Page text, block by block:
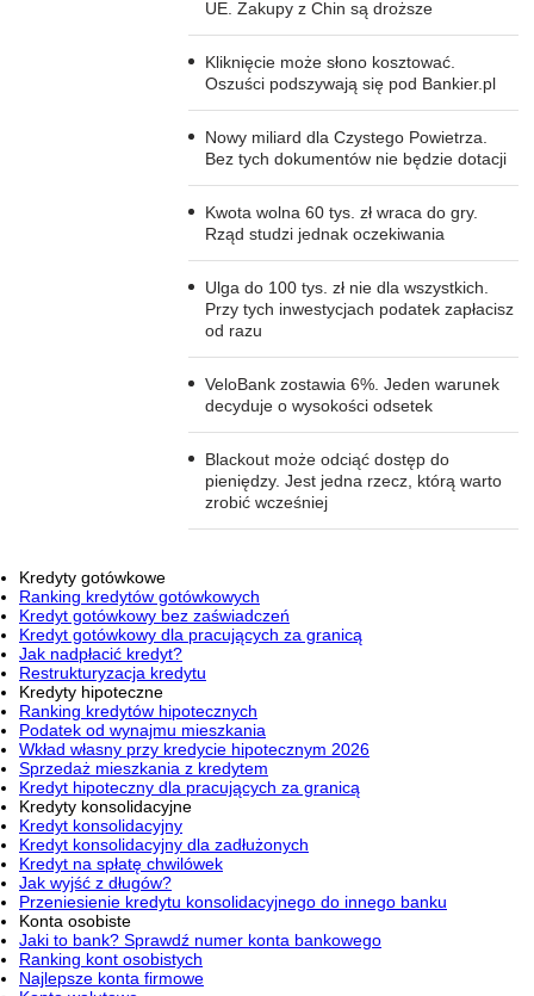
UE. Zakupy z Chin są droższe
Kliknięcie może słono kosztować.
Oszuści podszywają się pod Bankier.pl
Nowy miliard dla Czystego Powietrza.
Bez tych dokumentów nie będzie dotacji
Kwota wolna 60 tys. zł wraca do gry.
Rząd studzi jednak oczekiwania
Ulga do 100 tys. zł nie dla wszystkich.
Przy tych inwestycjach podatek zapłacisz
od razu
VeloBank zostawia 6%. Jeden warunek
decyduje o wysokości odsetek
Blackout może odciąć dostęp do
pieniędzy. Jest jedna rzecz, którą warto
zrobić wcześniej
Kredyty gotówkowe
Ranking kredytów gotówkowych
Kredyt gotówkowy bez zaświadczeń
Kredyt gotówkowy dla pracujących za granicą
Jak nadpłacić kredyt?
Restrukturyzacja kredytu
Kredyty hipoteczne
Ranking kredytów hipotecznych
Podatek od wynajmu mieszkania
Wkład własny przy kredycie hipotecznym 2026
Sprzedaż mieszkania z kredytem
Kredyt hipoteczny dla pracujących za granicą
Kredyty konsolidacyjne
Kredyt konsolidacyjny
Kredyt konsolidacyjny dla zadłużonych
Kredyt na spłatę chwilówek
Jak wyjść z długów?
Przeniesienie kredytu konsolidacyjnego do innego banku
Konta osobiste
Jaki to bank? Sprawdź numer konta bankowego
Ranking kont osobistych
Najlepsze konta firmowe